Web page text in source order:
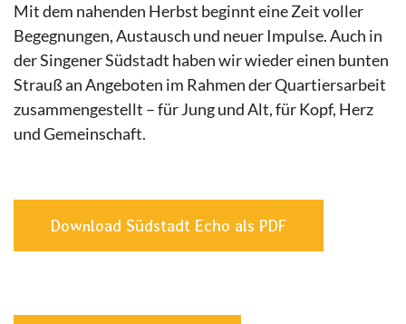
Mit dem nahenden Herbst beginnt eine Zeit voller
Begegnungen, Austausch und neuer Impulse. Auch in
der Singener Südstadt haben wir wieder einen bunten
Strauß an Angeboten im Rahmen der Quartiersarbeit
zusammengestellt – für Jung und Alt, für Kopf, Herz
und Gemeinschaft.
Download Südstadt Echo als PDF